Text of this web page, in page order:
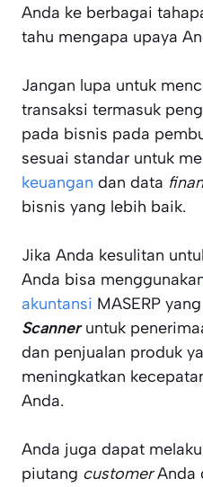
Anda ke berbagai
tahu mengapa upaya
Jangan lupa untuk
transaksi termasuk
pada bisnis pada
sesuai standar untuk
keuangan dan data
bisnis yang lebih baik.
Jika Anda kesulitan
Anda bisa
akuntansi MASERP
Scanneruntuk
dan penjualan produk
meningkatkan
Anda.
Anda juga dapat
piutang customerAnda